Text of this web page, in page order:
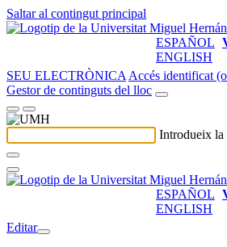
Saltar al contingut principal
ESPAÑOL
ENGLISH
SEU ELECTRÒNICA Accés identificat
Gestor de continguts del lloc
Introdueix la
ESPAÑOL
ENGLISH
Editar